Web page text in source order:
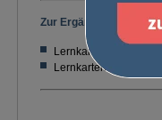
Zur Ergänzung
Lernkarten
Lernkarten